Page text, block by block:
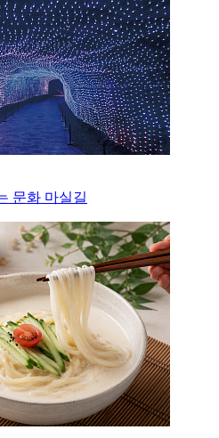
문화 마실길